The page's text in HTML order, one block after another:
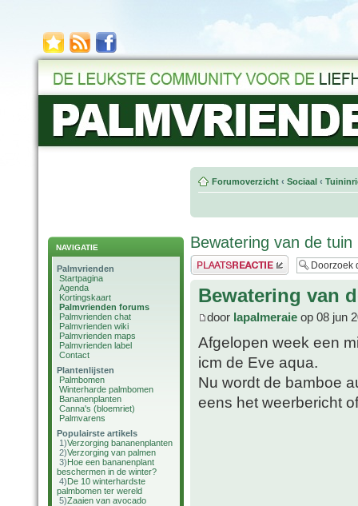
NAVIGATIE
Palmvrienden
Startpagina
Agenda
Kortingskaart
Palmvrienden forums
Palmvrienden chat
Palmvrienden wiki
Palmvrienden maps
Palmvrienden label
Contact
Plantenlijsten
Palmbomen
Winterharde palmbomen
Bananenplanten
Canna's (bloemriet)
Palmvarens
Populairste artikels
1)Verzorging bananenplanten
2)Verzorging van palmen
3)Hoe een bananenplant
beschermen in de winter?
4)De 10 winterhardste
palmbomen ter wereld
5)Zaaien van avocado
Forumoverzicht ‹ Sociaal ‹
Bewatering van de
Plaats een reactie
Bewatering van
door lapalmeraie op 08 jun
Afgelopen week een
icm de Eve aqua.
Nu wordt de bamboe
eens het weerbericht